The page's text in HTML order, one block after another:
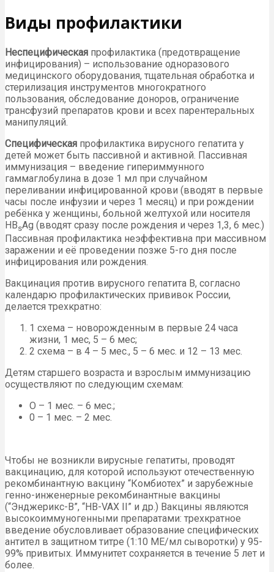
Виды профилактики
Неспецифическая профилактика (предотвращение
инфицирования) – использование одноразового
медицинского оборудования, тщательная обработка и
стерилизация инструментов многократного
пользования, обследование доноров, ограничение
трансфузий препаратов крови и всех парентеральных
манипуляций.
Специфическая профилактика вирусного гепатита у
детей может быть пассивной и активной. Пассивная
иммунизация – введение гипериммунного
гаммаглобулина в дозе 1 мл при случайном
переливании инфицированной крови (вводят в первые
часы после инфузии и через 1 месяц) и при рождении
ребёнка у женщины, больной желтухой или носителя
HBsAg (вводят сразу после рождения и через 1,3, 6 мес.)
Пассивная профилактика неэффективна при массивном
заражении и её проведении позже 5-го дня после
инфицирования или рождения.
Вакцинация против вирусного гепатита В, согласно
календарю профилактических прививок России,
делается трехкратно:
1 схема – новорожденным в первые 24 часа
жизни, 1 мес, 5 – 6 мес;
2 схема – в 4 – 5 мес., 5 – 6 мес. и 12 – 13 мес.
Детям старшего возраста и взрослым иммунизацию
осуществляют по следующим схемам:
О – 1 мес. – 6 мес.;
0 – 1 мес. – 2 мес.
Чтобы не возникли вирусные гепатиты, проводят
вакцинацию, для которой используют отечественную
рекомбинантную вакцину “Комбиотех” и зарубежные
генно-инженерные рекомбинантные вакцины
(“Энджерикс-В”, “HB-VAX II” и др.) Вакцины являются
высокоиммуногенными препаратами: трехкратное
введение обусловливает образование специфических
антител в защитном титре (1:10 МЕ/мл сыворотки) у 95-
99% привитых. Иммунитет сохраняется в течение 5 лет и
более.